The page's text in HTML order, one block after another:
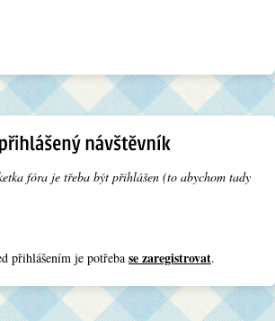
fóra je třeba být přihlášen (to abychom tady
přihlášením je potřeba se zaregistrovat.